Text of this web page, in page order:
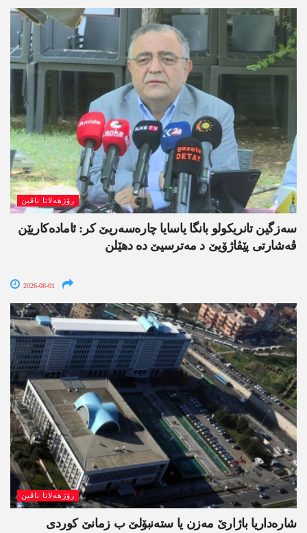
رۆژھەلاتا ناڤین
سەزگین تانریکولو بانگا یاسایا چارەسەریێ کر: ئامادەکاریێن
ڤەشارتی پێڤاژۆیێ د مەترسیێ دە دھێلن
2026-08-01
رۆژھەلاتا ناڤین
شارەداریا باژارێ مەزن یا ستەنبۆلێ ب زمانێ کوردی